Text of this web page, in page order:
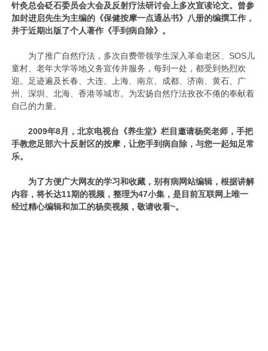
针灸总会砭石委员会大会及反射疗法研讨会上多次宣读论文。曾参
加封进启先生为主编的《保健按摩一点通丛书》八册的编撰工作，
并于近期出版了个人著作《手到病自除》。
为了推广自然疗法，多次自费带领学生深入革命老区、SOS儿
童村、老年大学等地义务宣传并服务，每到一处，都受到热烈欢
迎。足迹遍及长春、大连、上海、南京、成都、济南、黄石、广
州、深圳、北海、香港等城市。为宏扬自然疗法孜孜不倦的奉献着
自己的力量。
2009年8月，北京电视台《养生堂》栏目邀请杨奕老师，手把
手教您足部六十反射区的按摩，让您手到病自除，与您一起知足常
乐。
为了方便广大网友的学习和收藏，别有病网站编辑，根据讲解
内容，将长达11期的视频，整理为47小集，是目前互联网上唯一
经过精心编辑和加工的杨奕视频，敬请收看~。